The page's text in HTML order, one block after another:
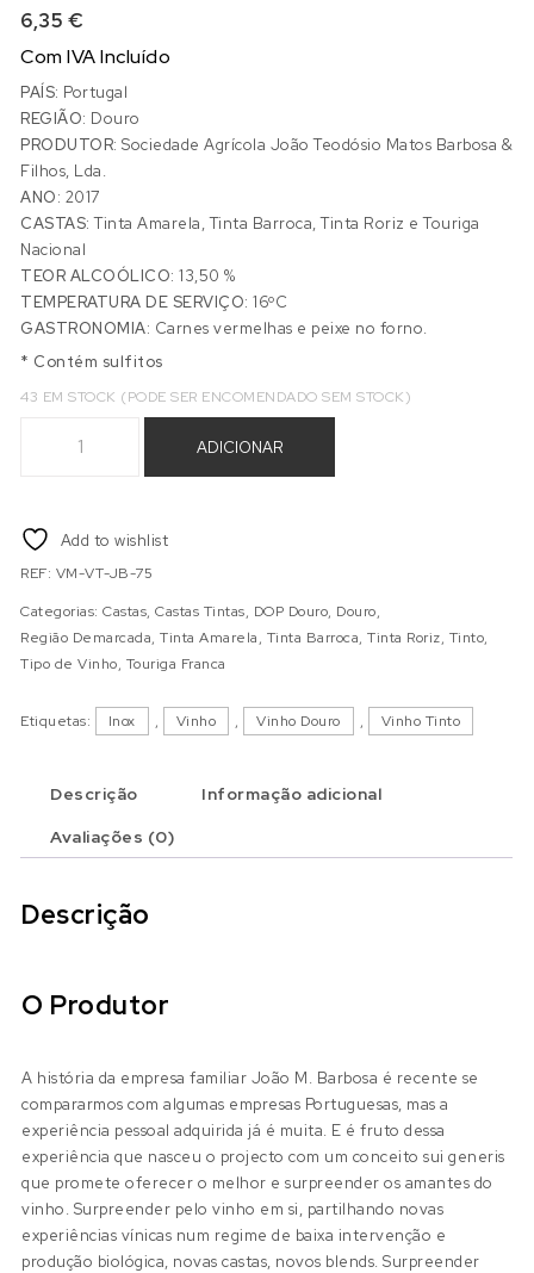
6,35 €
Com IVA Incluído
PAÍS: Portugal
REGIÃO: Douro
PRODUTOR: Sociedade Agrícola João Teodósio Matos Barbosa &
Filhos, Lda.
ANO: 2017
CASTAS: Tinta Amarela, Tinta Barroca, Tinta Roriz e Touriga
Nacional
TEOR ALCOÓLICO:13,50 %
TEMPERATURA DE SERVIÇO: 16ºC
GASTRONOMIA: Carnes vermelhas e peixe no forno.
* Contém sulfitos
43 EM STOCK (PODE SER ENCOMENDADO SEM STOCK)
ADICIONAR
Add to wishlist
REF: VM-VT-JB-75
Categorias:Castas,Castas Tintas, DOP Douro, Douro,
Região Demarcada,Tinta Amarela, Tinta Barroca,Tinta Roriz, Tinto,
Tipo de Vinho, Touriga Franca
Etiquetas: Inox , Vinho , Vinho Douro , Vinho Tinto
Descrição
Informação adicional
Avaliações (0)
Descrição
O Produtor
A história da empresa familiar João M. Barbosa é recente se
compararmos com algumas empresas Portuguesas, mas a
experiência pessoal adquirida já é muita. E é fruto dessa
experiência que nasceu o projecto com um conceito sui generis
que promete oferecer o melhor e surpreender os amantes do
vinho. Surpreender pelo vinho em si, partilhando novas
experiências vínicas num regime de baixa intervenção e
produção biológica, novas castas, novos blends. Surpreender